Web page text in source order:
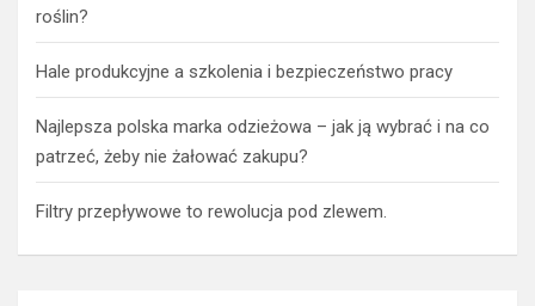
roślin?
Hale produkcyjne a szkolenia i bezpieczeństwo pracy
Najlepsza polska marka odzieżowa – jak ją wybrać i na co
patrzeć, żeby nie żałować zakupu?
Filtry przepływowe to rewolucja pod zlewem.